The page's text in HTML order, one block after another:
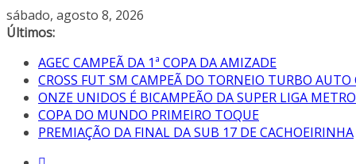
sábado, agosto 8, 2026
Últimos:
AGEC CAMPEÃ DA 1ª COPA DA AMIZADE
CROSS FUT SM CAMPEÃ DO TORNEIO TURBO AUTO
ONZE UNIDOS É BICAMPEÃO DA SUPER LIGA
COPA DO MUNDO PRIMEIRO TOQUE
PREMIAÇÃO DA FINAL DA SUB 17 DE CACHOEIRINHA